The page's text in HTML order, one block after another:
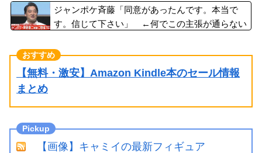
ジャンポケ斉藤「同意があったんです。本当で
す。信じて下さい」 ←何でこの主張が通らない
【無料・激安】Amazon Kindle本のセール情報
まとめ
【画像】キャミイの最新フィギュア